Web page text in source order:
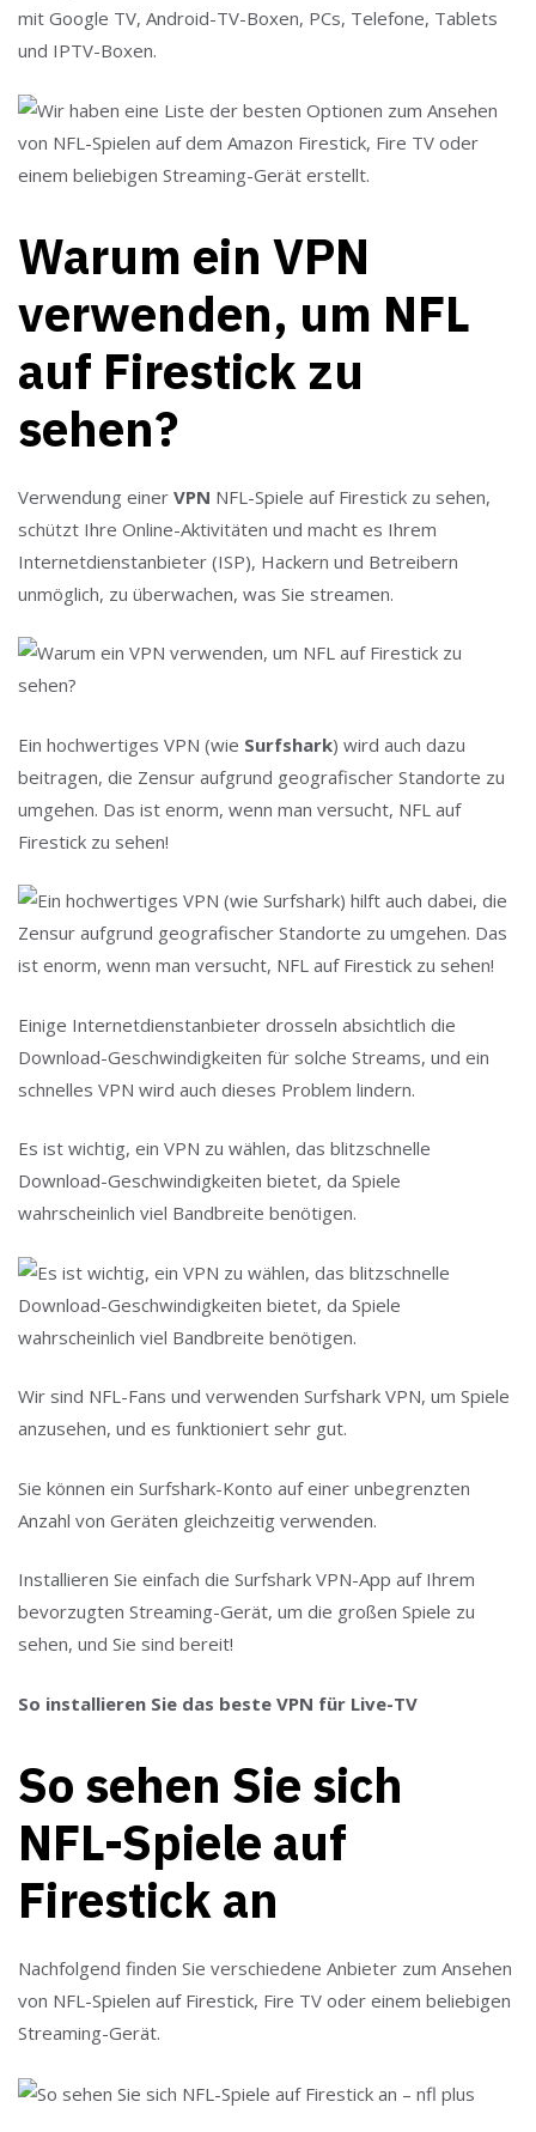
mit Google TV, Android-TV-Boxen, PCs, Telefone, Tablets
und IPTV-Boxen.
Warum ein VPN
verwenden, um NFL
auf Firestick zu
sehen?
Verwendung einer VPN NFL-Spiele auf Firestick zu sehen,
schützt Ihre Online-Aktivitäten und macht es Ihrem
Internetdienstanbieter (ISP), Hackern und Betreibern
unmöglich, zu überwachen, was Sie streamen.
Ein hochwertiges VPN (wie Surfshark) wird auch dazu
beitragen, die Zensur aufgrund geografischer Standorte zu
umgehen. Das ist enorm, wenn man versucht, NFL auf
Firestick zu sehen!
Einige Internetdienstanbieter drosseln absichtlich die
Download-Geschwindigkeiten für solche Streams, und ein
schnelles VPN wird auch dieses Problem lindern.
Es ist wichtig, ein VPN zu wählen, das blitzschnelle
Download-Geschwindigkeiten bietet, da Spiele
wahrscheinlich viel Bandbreite benötigen.
Wir sind NFL-Fans und verwenden Surfshark VPN, um Spiele
anzusehen, und es funktioniert sehr gut.
Sie können ein Surfshark-Konto auf einer unbegrenzten
Anzahl von Geräten gleichzeitig verwenden.
Installieren Sie einfach die Surfshark VPN-App auf Ihrem
bevorzugten Streaming-Gerät, um die großen Spiele zu
sehen, und Sie sind bereit!
So installieren Sie das beste VPN für Live-TV
So sehen Sie sich
NFL-Spiele auf
Firestick an
Nachfolgend finden Sie verschiedene Anbieter zum Ansehen
von NFL-Spielen auf Firestick, Fire TV oder einem beliebigen
Streaming-Gerät.